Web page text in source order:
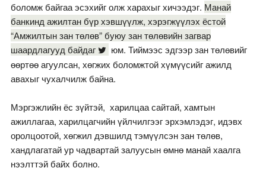
боломж байгаа эсэхийг олж харахыг хичээдэг. Манай
банкинд ажилтан бүр хэвшүүлж, хэрэгжүүлэх ёстой
“Амжилтын зан төлөв” буюу зан төлөвийн загвар
шаардлагууд байдаг
юм. Тиймээс эдгээр зан төлөвийг
өөртөө агуулсан, хөгжих боломжтой хүмүүсийг ажилд
авахыг чухалчилж байна.
Мэргэжлийн ёс зүйтэй, харилцаа сайтай, хамтын
ажиллагаа, харилцагчийн үйлчилгээг эрхэмлэдэг, идэвх
оролцоотой, хөгжил дэвшилд тэмүүлсэн зан төлөв,
хандлагатай ур чадвартай залуусын өмнө манай хаалга
нээлттэй байх болно.